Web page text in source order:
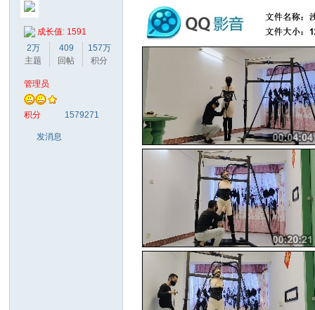
成长值: 1591
2万
主题
409
回帖
157万
积分
管理员
积分 1579271
发消息